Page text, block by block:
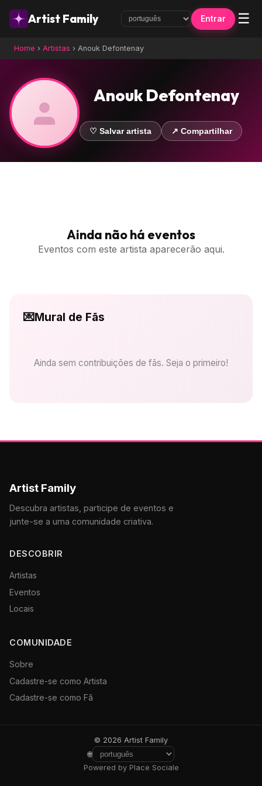
Artist Family Entrar ☰
Home › Artistas › Anouk Defontenay
Anouk Defontenay
♡ Salvar artista ↗ Compartilhar
Ainda não há eventos
Eventos com este artista aparecerão aqui.
💌Mural de Fãs
Ainda sem contribuições de fãs. Seja o primeiro!
Artist Family
Descubra artistas, participe de eventos e
junte-se a uma comunidade criativa.
DESCOBRIR
Artistas
Eventos
Locais
COMUNIDADE
Sobre
Cadastre-se como Artista
Cadastre-se como Fã
© 2026 Artist Family
🌐
Powered by Place Sociale